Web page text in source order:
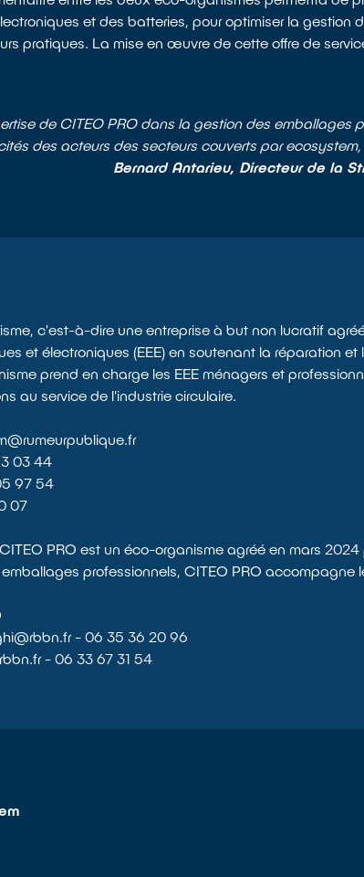
et des batteries, pour optimiser la gestion
pratiques. La mise en œuvre de cette offre de
de CITEO PRO dans la gestion des emballages
des acteurs des secteurs couverts par
Bernard Antarieu, Directeur de la
c'est-à-dire une entreprise à but non lucratif
et électroniques (EEE) en soutenant la réparation
prend en charge les EEE ménagers et
au service de l'industrie circulaire.
03 44
97 54
07
PRO est un éco-organisme agréé en mars
emballages professionnels, CITEO PRO
- 06 35 36 20 96
- 06 33 67 31 54